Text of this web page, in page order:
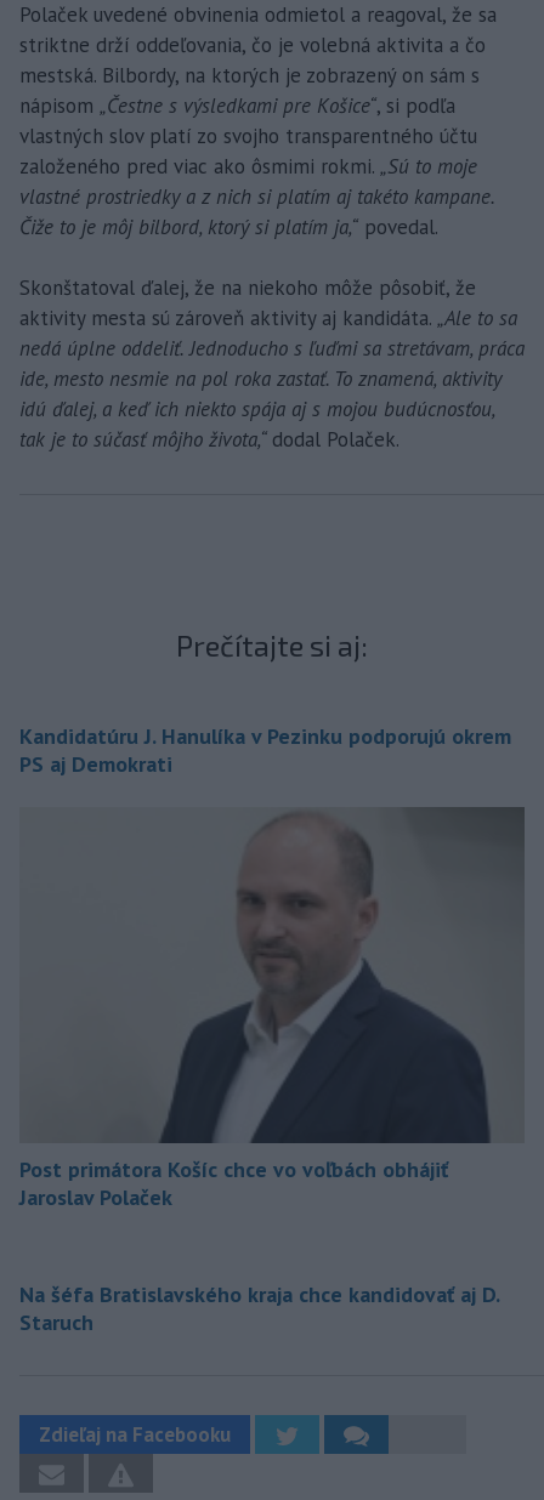
Polaček uvedené obvinenia odmietol a reagoval, že sa
striktne drží oddeľovania, čo je volebná aktivita a čo
mestská. Bilbordy, na ktorých je zobrazený on sám s
nápisom „Čestne s výsledkami pre Košice“, si podľa
vlastných slov platí zo svojho transparentného účtu
založeného pred viac ako ôsmimi rokmi. „Sú to moje
vlastné prostriedky a z nich si platím aj takéto kampane.
Čiže to je môj bilbord, ktorý si platím ja,“ povedal.
Skonštatoval ďalej, že na niekoho môže pôsobiť, že
aktivity mesta sú zároveň aktivity aj kandidáta. „Ale to sa
nedá úplne oddeliť. Jednoducho s ľuďmi sa stretávam, práca
ide, mesto nesmie na pol roka zastať. To znamená, aktivity
idú ďalej, a keď ich niekto spája aj s mojou budúcnosťou,
tak je to súčasť môjho života,“ dodal Polaček.
Prečítajte si aj:
Kandidatúru J. Hanulíka v Pezinku podporujú okrem
PS aj Demokrati
Post primátora Košíc chce vo voľbách obhájiť
Jaroslav Polaček
Na šéfa Bratislavského kraja chce kandidovať aj D.
Staruch
Zdieľaj na Facebooku